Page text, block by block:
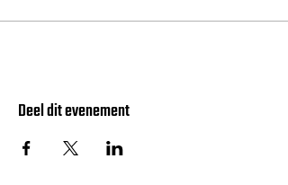
Deel dit evenement